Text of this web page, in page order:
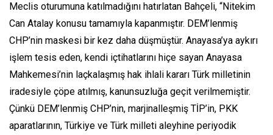
Meclis oturumuna katılmadığını hatırlatan Bahçeli, “Nitekim
Can Atalay konusu tamamıyla kapanmıştır. DEM’lenmiş
CHP’nin maskesi bir kez daha düşmüştür. Anayasa’ya aykırı
işlem tesis eden, kendi içtihatlarını hiçe sayan Anayasa
Mahkemesi’nin laçkalaşmış hak ihlali kararı Türk milletinin
iradesiyle çöpe atılmış, kanunsuzluğa geçit verilmemiştir.
Çünkü DEM’lenmiş CHP’nin, marjinalleşmiş TİP’in, PKK
aparatlarının, Türkiye ve Türk milleti aleyhine periyodik